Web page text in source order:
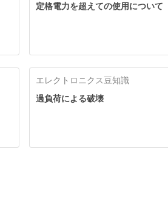
定格電力を超えての使用について
エレクトロニクス豆知識
過負荷による破壊